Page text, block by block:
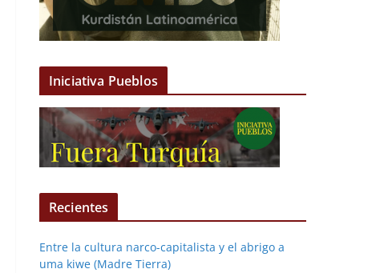
Iniciativa Pueblos
Recientes
Entre la cultura narco-capitalista y el abrigo a
uma kiwe (Madre Tierra)